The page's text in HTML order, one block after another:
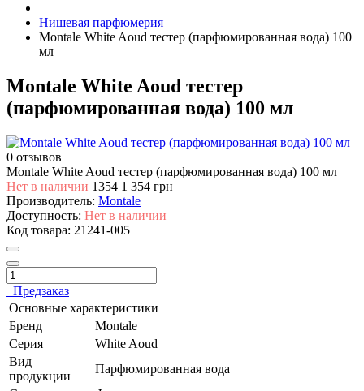
Нишевая парфюмерия
Montale White Aoud тестер (парфюмированная вода) 100
мл
Montale White Aoud тестер
(парфюмированная вода) 100 мл
0 отзывов
Montale White Aoud тестер (парфюмированная вода) 100 мл
Нет в наличии 1354 1 354 грн
Производитель: Montale
Доступность: Нет в наличии
Код товара: 21241-005
Предзаказ
Основные характеристики
Бренд
Montale
Серия
White Aoud
Вид
продукции
Парфюмированная вода